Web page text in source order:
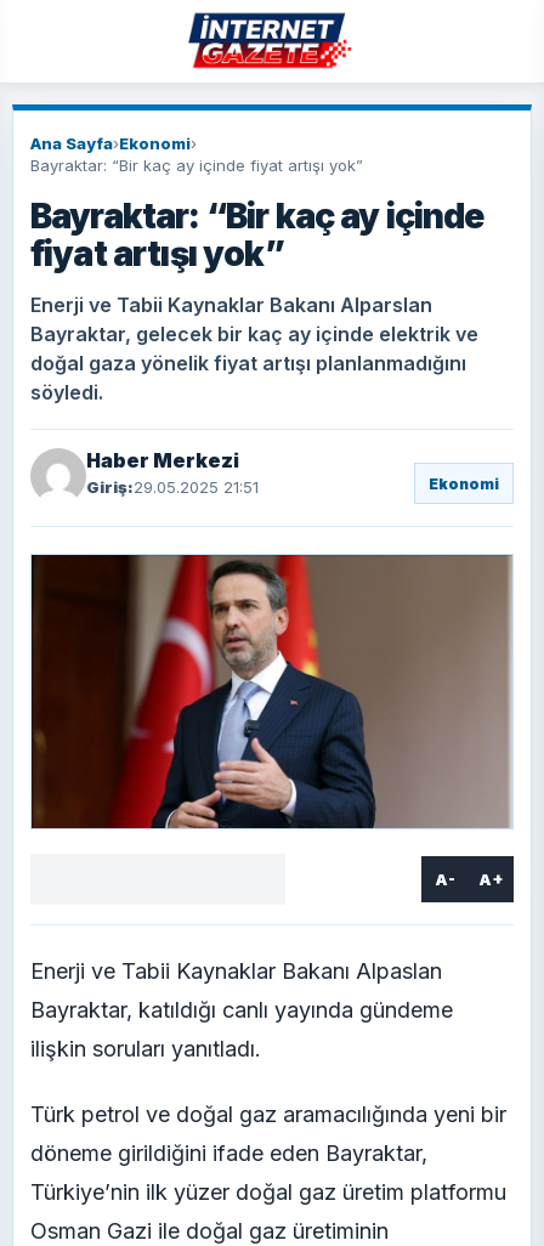
Ana Sayfa›Ekonomi›
Bayraktar: “Bir kaç ay içinde fiyat artışı yok”
Bayraktar: “Bir kaç ay içinde
fiyat artışı yok”
Enerji ve Tabii Kaynaklar Bakanı Alparslan
Bayraktar, gelecek bir kaç ay içinde elektrik ve
doğal gaza yönelik fiyat artışı planlanmadığını
söyledi.
Haber Merkezi
Giriş:29.05.2025 21:51 Ekonomi
A- A+
Enerji ve Tabii Kaynaklar Bakanı Alpaslan
Bayraktar, katıldığı canlı yayında gündeme
ilişkin soruları yanıtladı.
Türk petrol ve doğal gaz aramacılığında yeni bir
döneme girildiğini ifade eden Bayraktar,
Türkiye’nin ilk yüzer doğal gaz üretim platformu
Osman Gazi ile doğal gaz üretiminin